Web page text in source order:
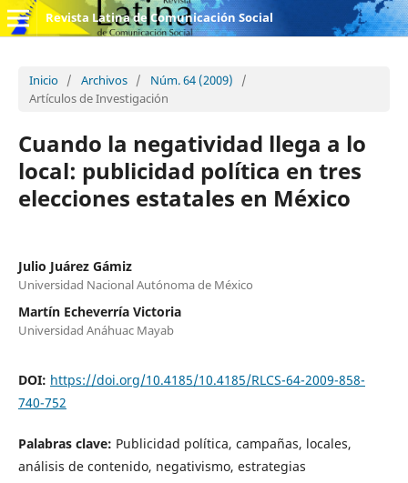
Revista Latina de Comunicación Social
Inicio / Archivos / Núm. 64 (2009)
/
Artículos de Investigación
Cuando la negatividad llega a lo
local: publicidad política en tres
elecciones estatales en México
Julio Juárez Gámiz
Universidad Nacional Autónoma de México
Martín Echeverría Victoria
Universidad Anáhuac Mayab
DOI: https://doi.org/10.4185/10.4185/RLCS-64-2009-858-
740-752
Palabras clave: Publicidad política, campañas, locales,
análisis de contenido, negativismo, estrategias